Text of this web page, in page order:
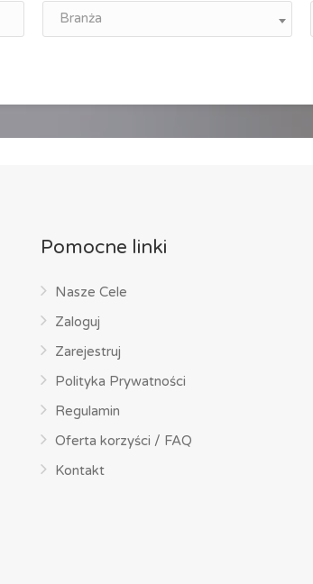
Branża
Pomocne linki
Nasze Cele
Zaloguj
Zarejestruj
Polityka Prywatności
Regulamin
Oferta korzyści / FAQ
Kontakt